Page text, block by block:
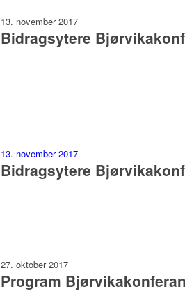
13. november 2017
Bidragsytere
13. november 2017
Bidragsytere
27. oktober 2017
Program